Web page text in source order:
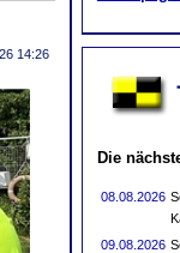
14:26
Die
08.08.2026
09.08.2026